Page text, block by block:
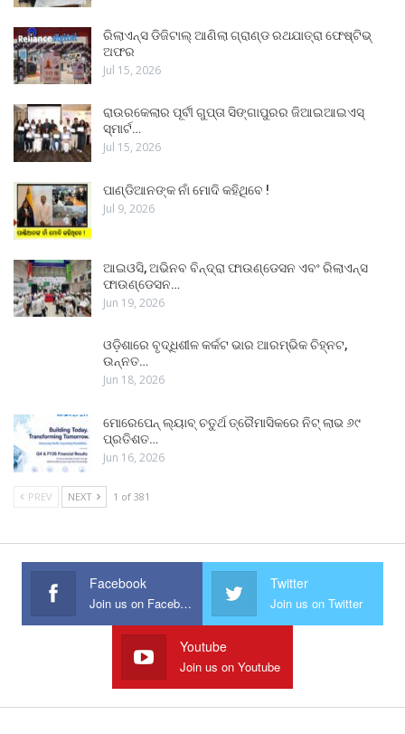
ରିଲାଏନ୍ସ ଡିଜିଟାଲ୍ ଆଣିଲା ଗ୍ରାଣ୍ଡ ରଥଯାତ୍ରା ଫେଷ୍ଟିଭ୍
ଅଫର
Jul 15, 2026
ରାଉରକେଲାର ପୂର୍ବୀ ଗୁପ୍ତା ସିଙ୍ଗାପୁରର ଜିଆଇଆଇଏସ୍
ସ୍ମାର୍ଟ…
Jul 15, 2026
ପାଣ୍ଡିଆନଙ୍କ ନାଁ ମୋଦି କହିଥିବେ !
Jul 9, 2026
ଆଇଓସି, ଅଭିନବ ବିନ୍ଦ୍ରା ଫାଉଣ୍ଡେସନ ଏବଂ ରିଲାଏନ୍ସ
ଫାଉଣ୍ଡେସନ…
Jun 19, 2026
ଓଡ଼ିଶାରେ ବୃଦ୍ଧିଶୀଳ କର୍କଟ ଭାର ଆରମ୍ଭିକ ଚିହ୍ନଟ,
ଉନ୍ନତ…
Jun 18, 2026
ମୋରେପେନ୍ ଲ୍ୟାବ୍ ଚତୁର୍ଥ ତ୍ରୈମାସିକରେ ନିଟ୍ ଲାଭ ୬୯
ପ୍ରତିଶତ…
Jun 16, 2026
PREV NEXT 1 of 381
Facebook
Join us on Facebook
Twitter
Join us on Twitter
Youtube
Join us on Youtube